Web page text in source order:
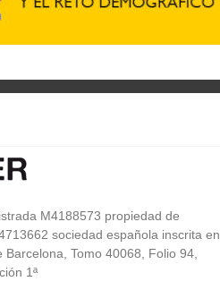
M4188573 propiedad de
sociedad española inscrita en
Barcelona, Tomo 40068, Folio 94,
1ª